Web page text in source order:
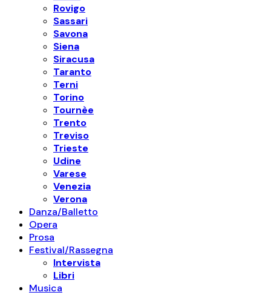
Rovigo
Sassari
Savona
Siena
Siracusa
Taranto
Terni
Torino
Tournèe
Trento
Treviso
Trieste
Udine
Varese
Venezia
Verona
Danza/Balletto
Opera
Prosa
Festival/Rassegna
Intervista
Libri
Musica